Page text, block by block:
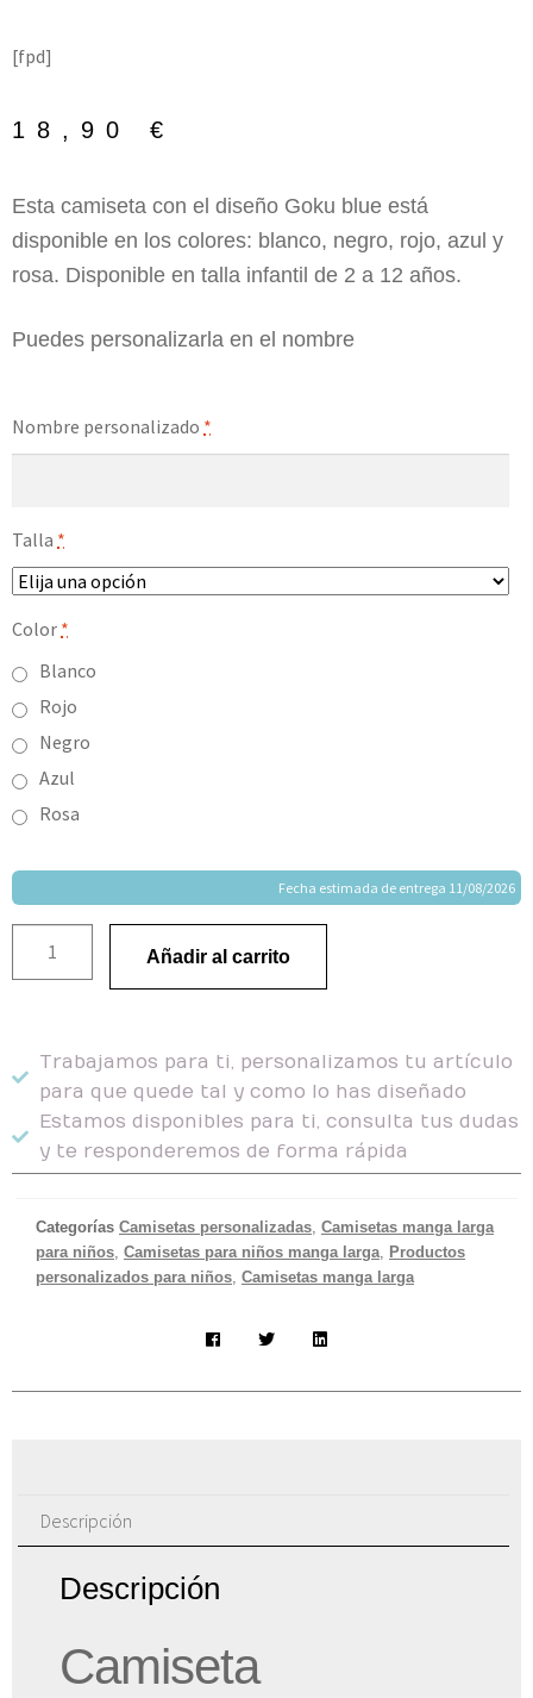
[fpd]
18,90 €
Esta camiseta con el diseño Goku blue está
disponible en los colores: blanco, negro, rojo, azul y
rosa. Disponible en talla infantil de 2 a 12 años.
Puedes personalizarla en el nombre
Nombre personalizado *
Talla *
Color *
Blanco
Rojo
Negro
Azul
Rosa
Fecha estimada de entrega 11/08/2026
Añadir al carrito
Trabajamos para ti, personalizamos tu artículo
para que quede tal y como lo has diseñado
Estamos disponibles para ti, consulta tus dudas
y te responderemos de forma rápida
Categorías Camisetas personalizadas Camisetas manga larga
para niños Camisetas para niños manga larga
Productos
personalizados para niños Camisetas manga larga
Descripción
Descripción
Camiseta